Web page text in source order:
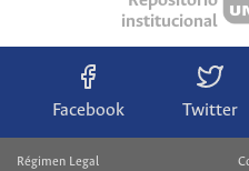
institucional
Facebook Twitter
Régimen Legal